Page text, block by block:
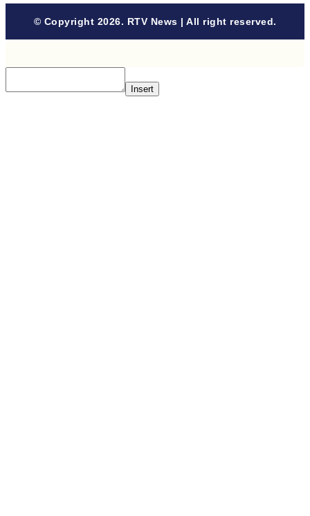
© Copyright 2026. RTV News | All right reserved.
Insert